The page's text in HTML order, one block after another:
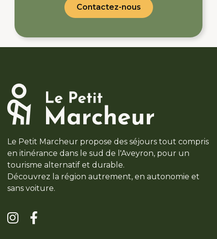
Contactez-nous
Le Petit Marcheur propose des séjours tout compris
en itinérance dans le sud de l'Aveyron, pour un
tourisme alternatif et durable.
Découvrez la région autrement, en autonomie et
sans voiture.